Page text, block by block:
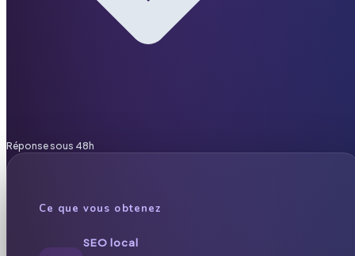
Réponse sous 48h
Ce que vous obtenez
SEO local